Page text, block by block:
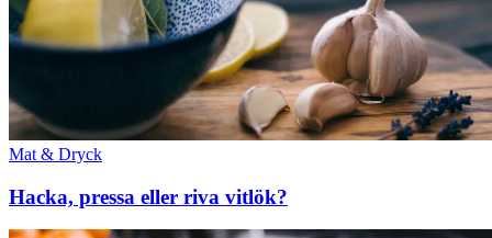
Mat & Dryck
Hacka, pressa eller riva vitlök?